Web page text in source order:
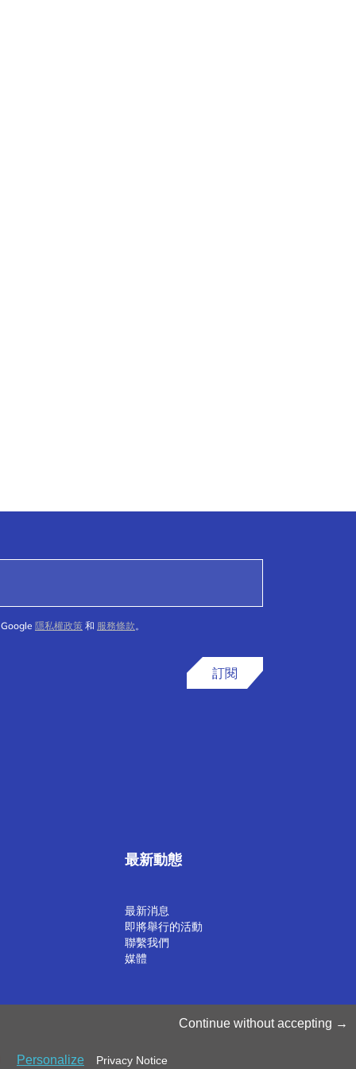
隱私權政策 和 服務條款。
訂閱
最新動態
最新消息
即將舉行的活動
聯繫我們
媒體
©2025 Luxinnovation GIE
Continue without accepting
Personalize Privacy Notice